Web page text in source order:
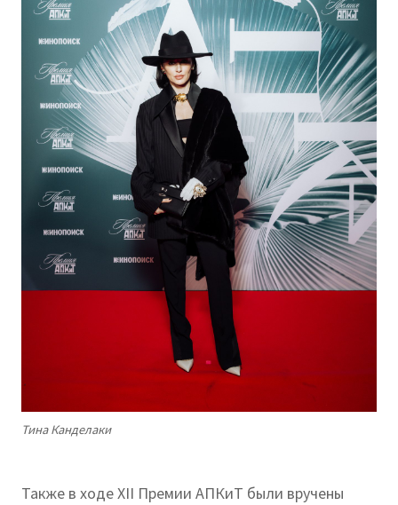
Тина Канделаки
Также в ходе XII Премии АПКиТ были вручены